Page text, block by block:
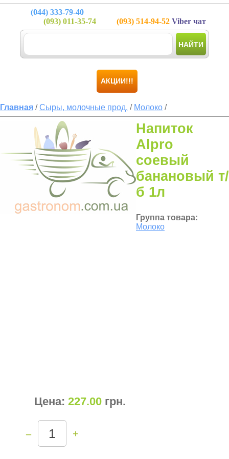
(044) 333-79-40
(093) 011-35-74 (093) 514-94-52 Viber чат
НАЙТИ
АКЦИИ!!!
Главная /Сыры, молочные прод. / Молоко /
Напиток
Alpro
соевый
банановый т/
б 1л
Группа товара:
Молоко
Цена: 227.00 грн.
– +